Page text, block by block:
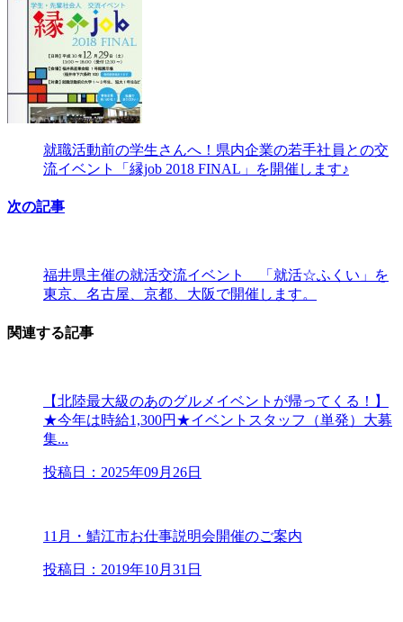
就職活動前の学生さんへ！県内企業の若手社員との交
流イベント「縁job 2018 FINAL」を開催します♪
次の記事
福井県主催の就活交流イベント 「就活☆ふくい」を
東京、名古屋、京都、大阪で開催します。
関連する記事
【北陸最大級のあのグルメイベントが帰ってくる！】
★今年は時給1,300円★イベントスタッフ（単発）大募
集...
投稿日：2025年09月26日
11月・鯖江市お仕事説明会開催のご案内
投稿日：2019年10月31日